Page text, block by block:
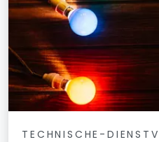
TECHNISCHE-